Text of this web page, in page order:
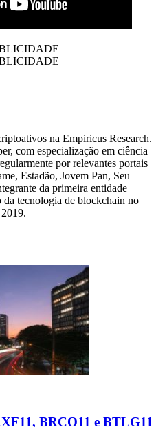
na Empiricus Research.
com especialização em ciência
por relevantes portais
Estadão, Jovem Pan, Seu
da primeira entidade
da tecnologia de blockchain no
BRCO11 e BTLG11